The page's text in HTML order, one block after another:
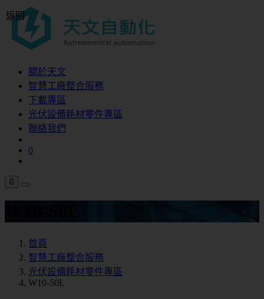
關於天文
智慧工廠整合服務
下載專區
光伏設備耗材零件專區
聯絡我們
0
0
首頁
智慧工廠整合服務
光伏設備耗材零件專區
W10-50L
返回